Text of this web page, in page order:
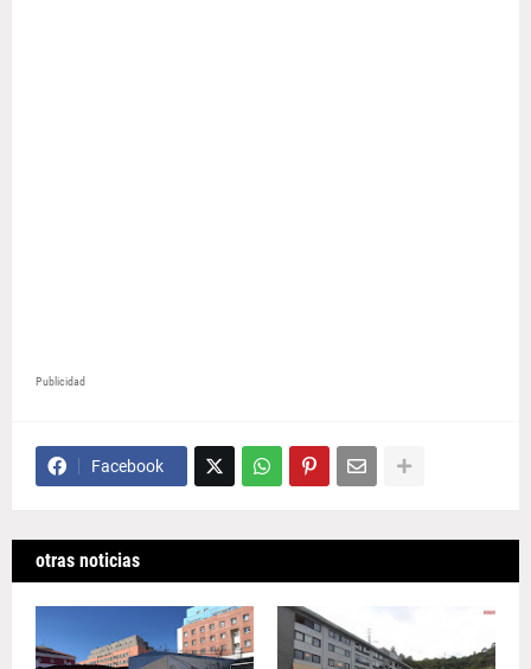
Publicidad
Facebook
otras noticias